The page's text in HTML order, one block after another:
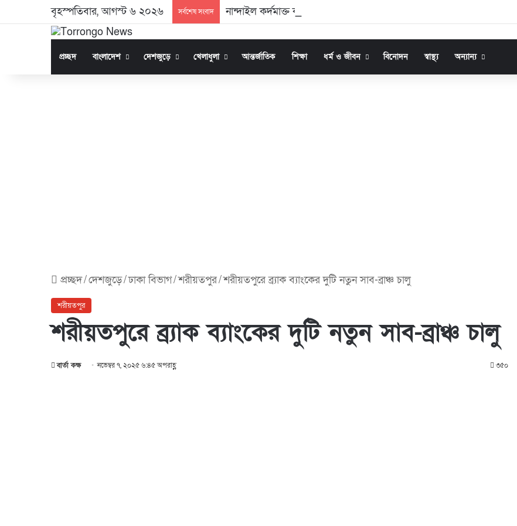
বৃহস্পতিবার, আগস্ট ৬ ২০২৬ সর্বশেষ সংবাদ নান্দাইল কর্দমাক্ত কাঁচা রাস্তায় হাজার মানুষের দুর্ভোগ : প্রতিমন্ত্রীর হস্তক্ষেপ কামনা
প্রচ্ছদ বাংলাদেশ দেশজুড়ে খেলাধুলা আন্তর্জাতিক শিক্ষা ধর্ম ও জীবন বিনোদন স্বাস্থ্য অন্যান্য
প্রচ্ছদ/দেশজুড়ে/ঢাকা বিভাগ/শরীয়তপুর/শরীয়তপুরে ব্র্যাক ব্যাংকের দুটি নতুন সাব-ব্রাঞ্চ চালু
শরীয়তপুর
শরীয়তপুরে ব্র্যাক ব্যাংকের দুটি নতুন সাব-ব্রাঞ্চ চালু
বার্তা কক্ষ নভেম্বর ৭, ২০২৫ ৬:৪৫ অপরাহ্ণ ৩৫০